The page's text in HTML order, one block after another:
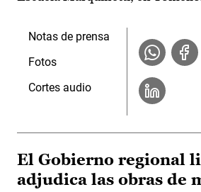
Notas de prensa
Fotos
Cortes audio
El Gobierno regional
adjudica las obras de